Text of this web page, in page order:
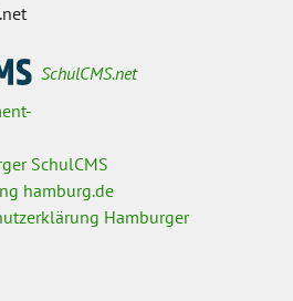
SchulCMS.net
SchulCMS
hamburg.de
Hamburger